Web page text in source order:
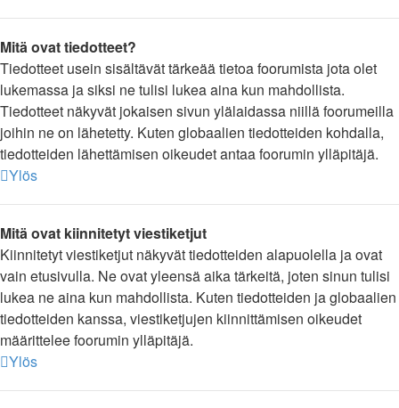
Mitä ovat tiedotteet?
Tiedotteet usein sisältävät tärkeää tietoa foorumista jota olet
lukemassa ja siksi ne tulisi lukea aina kun mahdollista.
Tiedotteet näkyvät jokaisen sivun ylälaidassa niillä foorumeilla
joihin ne on lähetetty. Kuten globaalien tiedotteiden kohdalla,
tiedotteiden lähettämisen oikeudet antaa foorumin ylläpitäjä.
Ylös
Mitä ovat kiinnitetyt viestiketjut
Kiinnitetyt viestiketjut näkyvät tiedotteiden alapuolella ja ovat
vain etusivulla. Ne ovat yleensä aika tärkeitä, joten sinun tulisi
lukea ne aina kun mahdollista. Kuten tiedotteiden ja globaalien
tiedotteiden kanssa, viestiketjujen kiinnittämisen oikeudet
määrittelee foorumin ylläpitäjä.
Ylös